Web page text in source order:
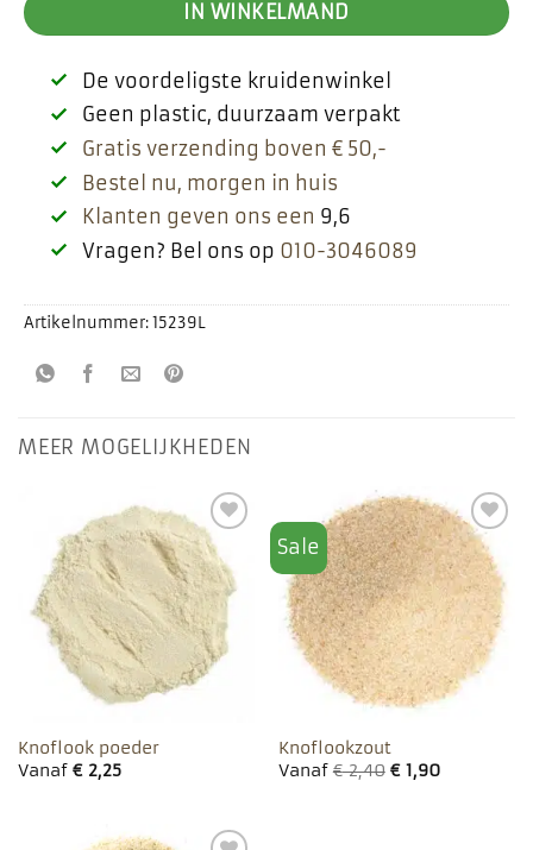
IN WINKELMAND
De voordeligste kruidenwinkel
Geen plastic, duurzaam verpakt
Gratis verzending boven € 50,-
Bestel nu, morgen in huis
Klanten geven ons een 9,6
Vragen? Bel ons op 010-3046089
Artikelnummer:15239L
MEER MOGELIJKHEDEN
Toevoegen
aan
favorieten
Knoflook poeder
Vanaf €2,25
Sale
Toevoegen
aan
favorieten
Knoflookzout
Vanaf€2,40 €1,90